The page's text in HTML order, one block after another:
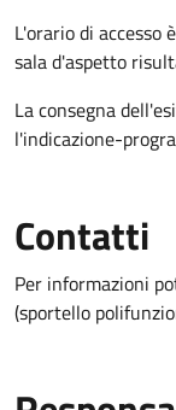
L'orario di accesso
sala d'aspetto
La consegna
l'indicazione-
Contatti
Per informazioni
(sportello